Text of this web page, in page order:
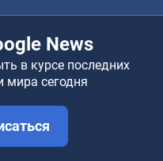
News
в курсе последних
мира сегодня